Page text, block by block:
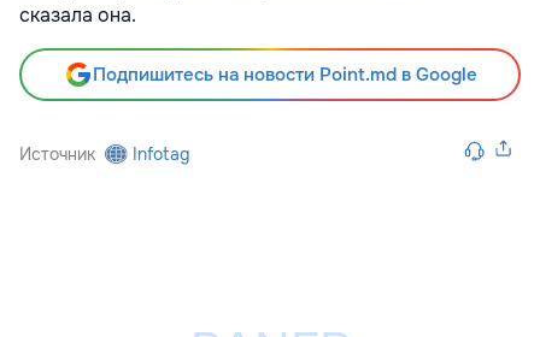
сказала она.
Подпишитесь на новости Point.md в Google
Источник Infotag